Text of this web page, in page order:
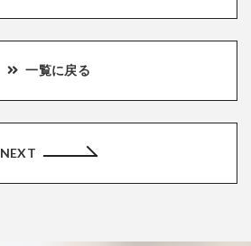
一覧に戻る
NEXT